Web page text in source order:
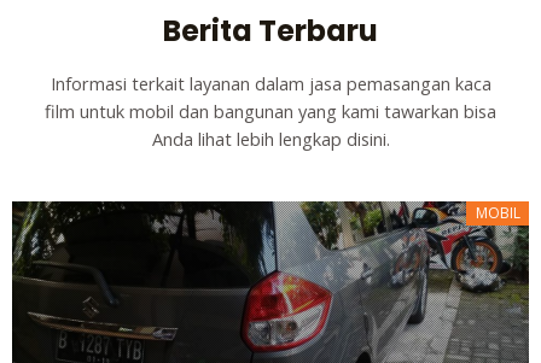
Berita Terbaru
Informasi terkait layanan dalam jasa pemasangan kaca
film untuk mobil dan bangunan yang kami tawarkan bisa
Anda lihat lebih lengkap disini.
MOBIL